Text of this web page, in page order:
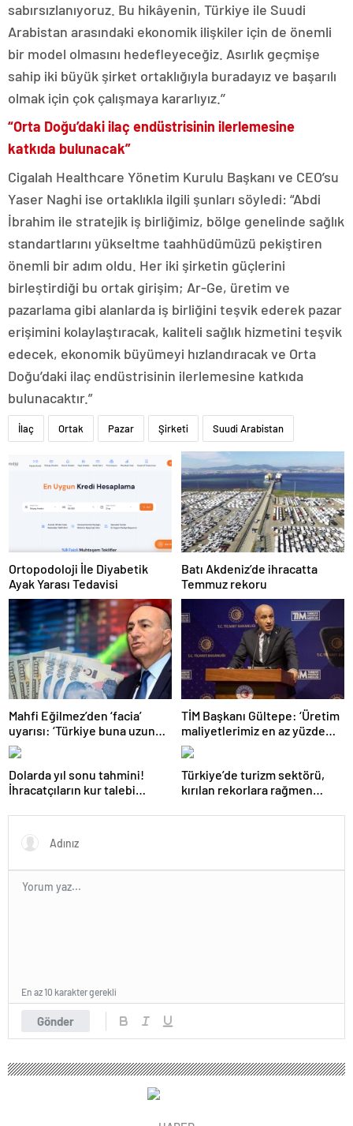
sabırsızlanıyoruz. Bu hikâyenin, Türkiye ile Suudi
Arabistan arasındaki ekonomik ilişkiler için de önemli
bir model olmasını hedefleyeceğiz. Asırlık geçmişe
sahip iki büyük şirket ortaklığıyla buradayız ve başarılı
olmak için çok çalışmaya kararlıyız.’’
“Orta Doğu’daki ilaç endüstrisinin ilerlemesine
katkıda bulunacak”
Cigalah Healthcare Yönetim Kurulu Başkanı ve CEO’su
Yaser Naghi ise ortaklıkla ilgili şunları söyledi: “Abdi
İbrahim ile stratejik iş birliğimiz, bölge genelinde sağlık
standartlarını yükseltme taahhüdümüzü pekiştiren
önemli bir adım oldu. Her iki şirketin güçlerini
birleştirdiği bu ortak girişim; Ar-Ge, üretim ve
pazarlama gibi alanlarda iş birliğini teşvik ederek pazar
erişimini kolaylaştıracak, kaliteli sağlık hizmetini teşvik
edecek, ekonomik büyümeyi hızlandıracak ve Orta
Doğu’daki ilaç endüstrisinin ilerlemesine katkıda
bulunacaktır.”
İlaç Ortak Pazar Şirketi Suudi Arabistan
Ortopodoloji İle Diyabetik
Ayak Yarası Tedavisi
Batı Akdeniz’de ihracatta
Temmuz rekoru
Mahfi Eğilmez’den ‘facia’
uyarısı: ‘Türkiye buna uzun
süre katlanamaz…’
TİM Başkanı Gültepe: ‘Üretim
maliyetlerimiz en az yüzde
100 arttı’
Dolarda yıl sonu tahmini!
İhracatçıların kur talebi
Türkiye’de turizm sektörü,
kırılan rekorlara rağmen
Gönder
En az 10 karakter gerekli